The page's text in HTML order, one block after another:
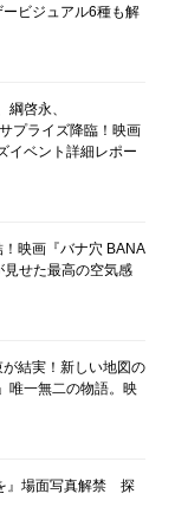
ビジュアル6種も解
綱啓永、
プライズ降臨！映画
イベント詳細レポー
映画『バナ穴 BANA
せた最高の空気感
が結実！新しい地図の
唯一無二の物語。映
』場面写真解禁 探